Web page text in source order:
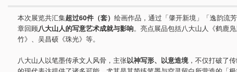
本次展览共汇集超过60件（套） 绘画作品，通过「肇开新境」「逸韵流
章回顾八大山人的写意艺术成就与影响。亮点展品包括八大山人《鹤鹿
竹》、吴昌硕《珠光》等。
八大山人以笔墨传承文人风骨，主张以神写形、以意造境 ，不仅打破了